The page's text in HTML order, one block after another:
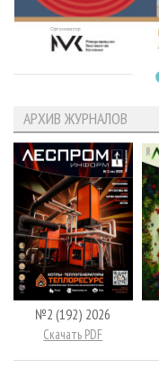
АРХИВ ЖУРНАЛОВ
№2 (192) 2026
Скачать PDF